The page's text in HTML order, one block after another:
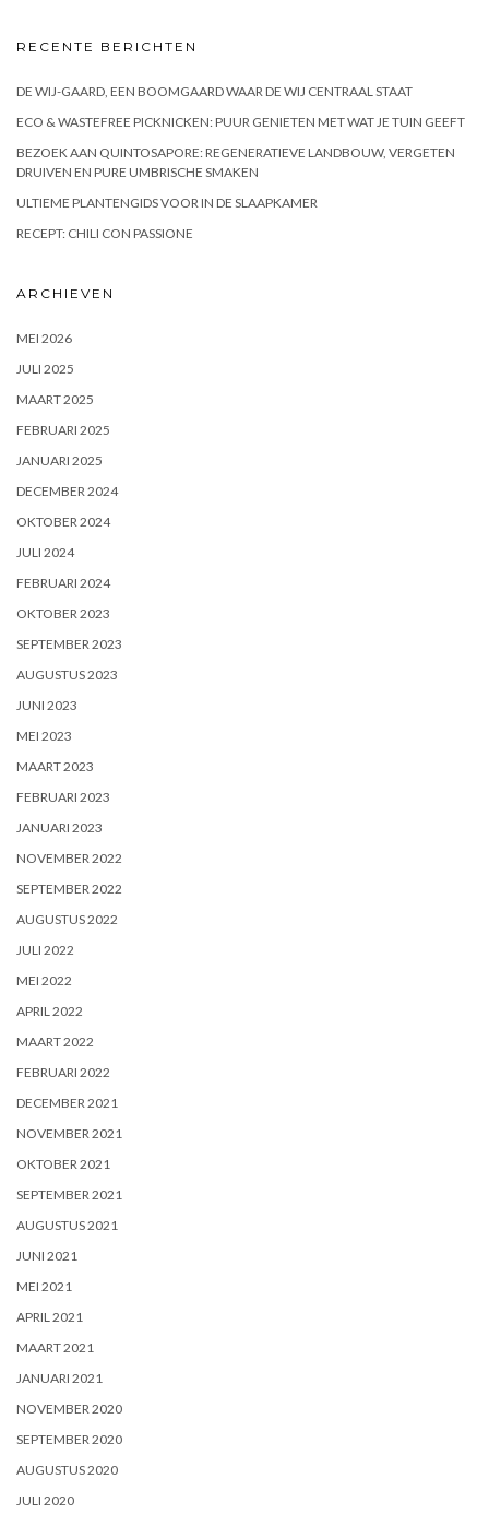
RECENTE BERICHTEN
DE WIJ-GAARD, EEN BOOMGAARD WAAR DE WIJ CENTRAAL STAAT
ECO & WASTEFREE PICKNICKEN: PUUR GENIETEN MET WAT JE TUIN GEEFT
BEZOEK AAN QUINTOSAPORE: REGENERATIEVE LANDBOUW, VERGETEN
DRUIVEN EN PURE UMBRISCHE SMAKEN
ULTIEME PLANTENGIDS VOOR IN DE SLAAPKAMER
RECEPT: CHILI CON PASSIONE
ARCHIEVEN
MEI 2026
JULI 2025
MAART 2025
FEBRUARI 2025
JANUARI 2025
DECEMBER 2024
OKTOBER 2024
JULI 2024
FEBRUARI 2024
OKTOBER 2023
SEPTEMBER 2023
AUGUSTUS 2023
JUNI 2023
MEI 2023
MAART 2023
FEBRUARI 2023
JANUARI 2023
NOVEMBER 2022
SEPTEMBER 2022
AUGUSTUS 2022
JULI 2022
MEI 2022
APRIL 2022
MAART 2022
FEBRUARI 2022
DECEMBER 2021
NOVEMBER 2021
OKTOBER 2021
SEPTEMBER 2021
AUGUSTUS 2021
JUNI 2021
MEI 2021
APRIL 2021
MAART 2021
JANUARI 2021
NOVEMBER 2020
SEPTEMBER 2020
AUGUSTUS 2020
JULI 2020